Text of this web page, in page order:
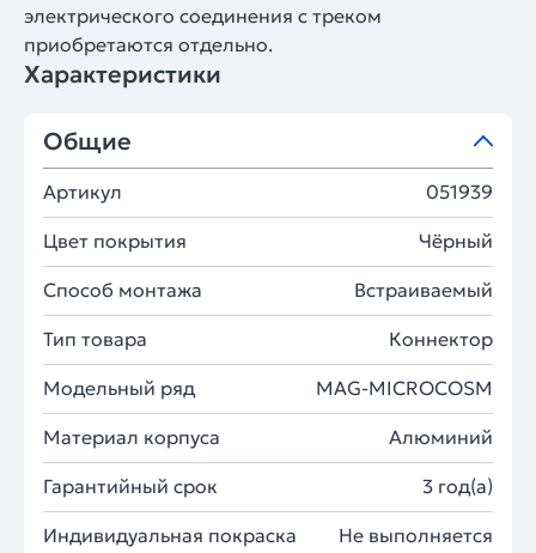
электрического соединения с треком
приобретаются отдельно.
Характеристики
Общие
Артикул 051939
Цвет покрытия Чёрный
Способ монтажа Встраиваемый
Тип товара Коннектор
Модельный ряд MAG-MICROCOSM
Материал корпуса Алюминий
Гарантийный срок 3 год(а)
Индивидуальная покраска Не выполняется